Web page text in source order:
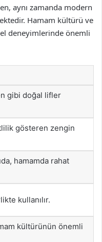
aynı zamanda modern
Hamam kültürü ve
deneyimlerinde önemli
gibi doğal lifler
gösteren zengin
hamamda rahat
kullanılır.
kültürünün önemli